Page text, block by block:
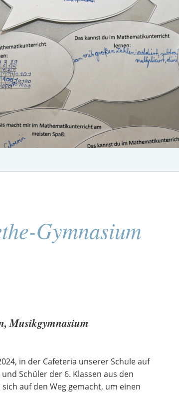
Gymnasium
Musikgymnasium
in der Cafeteria unserer Schule auf
Schüler der 6. Klassen aus den
auf den Weg gemacht, um einen